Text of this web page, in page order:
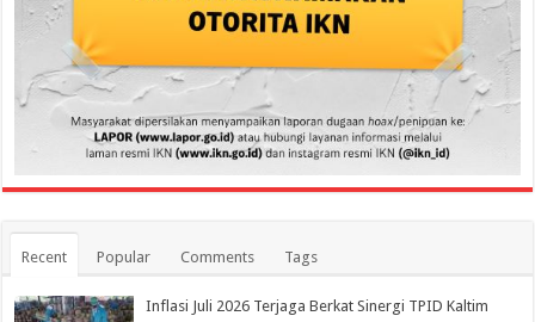
Recent Popular Comments Tags
Inflasi Juli 2026 Terjaga Berkat Sinergi TPID Kaltim